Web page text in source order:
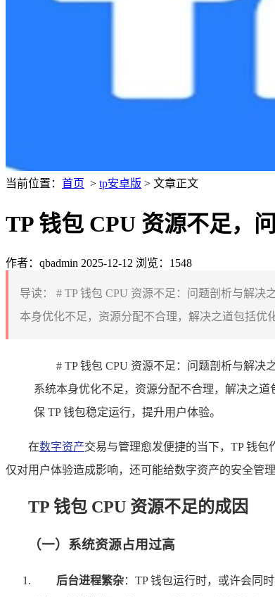
当前位置： 首页 > tp安卓版 > 文章正文
TP 钱包 CPU 资源不足，
作者：qbadmin 2025-12-12 浏览：1548
导读：
# TP 钱包 CPU 资源不足：问题剖析与解
本身优化不足，资源分配不合理，解决之道包括
# TP 钱包 CPU 资源不足：问题剖析与解
系统本身优化不足，资源分配不合理，解决之
保 TP 钱包稳定运行，提升用户体验。
在数字资产交易与管理愈发便捷的当下，TP 钱包
仅对用户体验造成影响，还可能给数字资产的安全管
TP 钱包 CPU 资源不足的成因
（一）系统资源占用过高
后台进程繁杂：TP 钱包运行时，或许会同